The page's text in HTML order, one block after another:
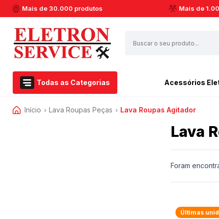
Mais de 30.000 produtos Mais de
Todas as Categorias
Acessórios Eletroportáteis
Acessórios
Airfryer Philips Walita
Batedeiras
Cafeteiras
Liquidificador
Esmerilhadeira
Marteletes
Martelos
Soprador Térmico
Politrizes
Início › Lava Roupas Peças › Lava Roupas Agitador
Lava
Foram
Últimas